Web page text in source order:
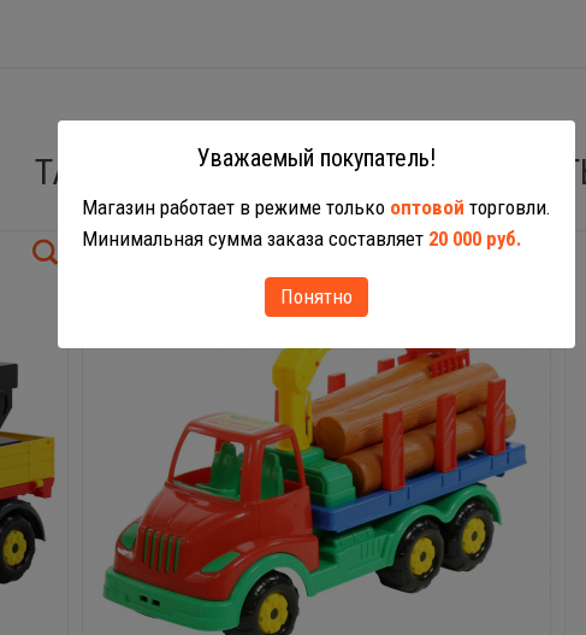
ТАКЖЕ ВАС МОГУТУважаемый покупатель!
Магазин работает в режиме только оптовой торговли.
Минимальная сумма заказа составляет 20 000 руб.
Понятно